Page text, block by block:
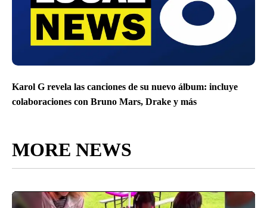
Karol G revela las canciones de su nuevo álbum: incluye
colaboraciones con Bruno Mars, Drake y más
MORE NEWS